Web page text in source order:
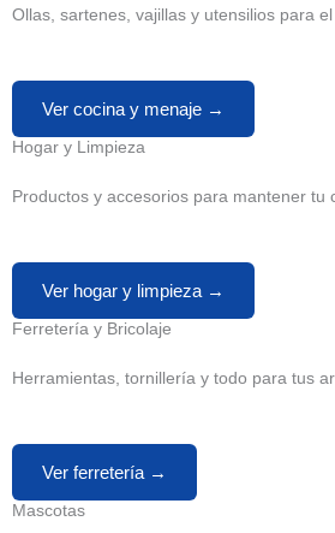
Ollas, sartenes, vajillas y utensilios para
Ver cocina y menaje →
Hogar y Limpieza
Productos y accesorios para mantener tu
Ver hogar y limpieza →
Ferretería y Bricolaje
Herramientas, tornillería y todo para tus
Ver ferretería →
Mascotas